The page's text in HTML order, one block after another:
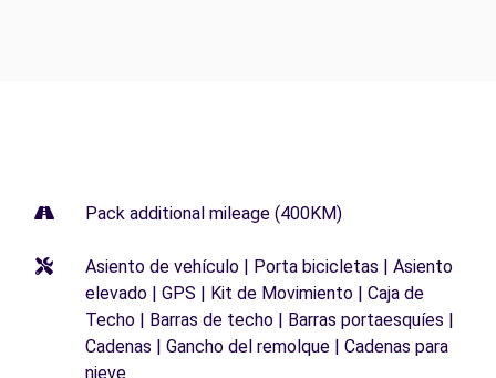
Pack additional mileage (400KM)
Asiento de vehículo | Porta bicicletas | Asiento
elevado | GPS | Kit de Movimiento | Caja de
Techo | Barras de techo | Barras portaesquíes |
Cadenas | Gancho del remolque | Cadenas para
nieve